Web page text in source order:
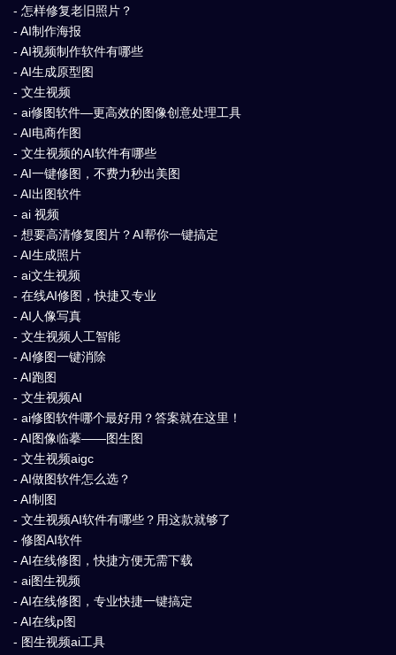
- 怎样修复老旧照片？
- AI制作海报
- AI视频制作软件有哪些
- AI生成原型图
- 文生视频
- ai修图软件—更高效的图像创意处理工具
- AI电商作图
- 文生视频的AI软件有哪些
- AI一键修图，不费力秒出美图
- AI出图软件
- ai 视频
- 想要高清修复图片？AI帮你一键搞定
- AI生成照片
- ai文生视频
- 在线AI修图，快捷又专业
- AI人像写真
- 文生视频人工智能
- AI修图一键消除
- AI跑图
- 文生视频AI
- ai修图软件哪个最好用？答案就在这里！
- AI图像临摹——图生图
- 文生视频aigc
- AI做图软件怎么选？
- AI制图
- 文生视频AI软件有哪些？用这款就够了
- 修图AI软件
- AI在线修图，快捷方便无需下载
- ai图生视频
- AI在线修图，专业快捷一键搞定
- AI在线p图
- 图生视频ai工具